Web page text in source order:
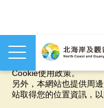
本網站使用cookies等相
您提供更佳的體驗，當
Cookie使用政策。
另外，本網站也提供周
站取得您的位置資訊，